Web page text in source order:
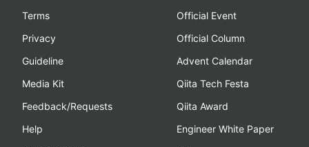
Terms
Privacy
Guideline
Media Kit
Feedback/Requests
Help
Official Event
Official Column
Advent Calendar
Qiita Tech Festa
Qiita Award
Engineer White Paper